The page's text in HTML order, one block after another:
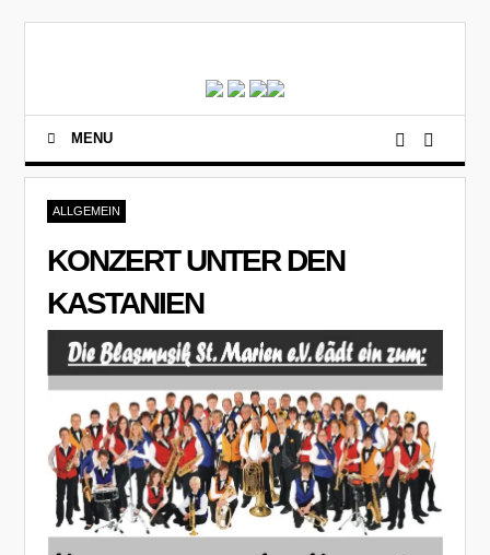
MENU
ALLGEMEIN
KONZERT UNTER DEN
KASTANIEN